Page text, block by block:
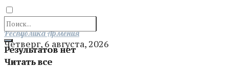
Результатов нет
Читать все
Отправить
Республика Армения
Четверг, 6 августа, 2026